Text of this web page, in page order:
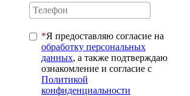
Я предоставляю согласие на
обработку персональных
данных, а также подтверждаю
ознакомление и согласие с
Политикой
конфиденциальности